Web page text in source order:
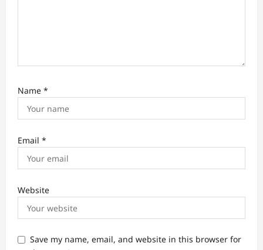
Name *
Email *
Website
Save my name, email, and website in this browser for